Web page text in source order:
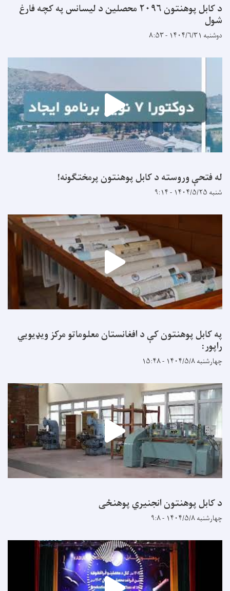
د کابل پوهنتون ۲۰۹۶ محصلین د لیسانس په کچه فارغ
شول
دوشنبه ۱۴۰۴/۶/۳۱ - ۸:۵۳
له فتحې وروسته د کابل پوهنتون پرمختګونه!
شنبه ۱۴۰۴/۵/۲۵ - ۹:۱۴
په کابل پوهنتون کې د افغانستان معلوماتو مرکز ویډیويي
راپور:
چهارشنبه ۱۴۰۴/۵/۸ - ۱۵:۴۸
د کابل پوهنتون انجنیري پوهنځی
چهارشنبه ۱۴۰۴/۵/۸ - ۹:۸